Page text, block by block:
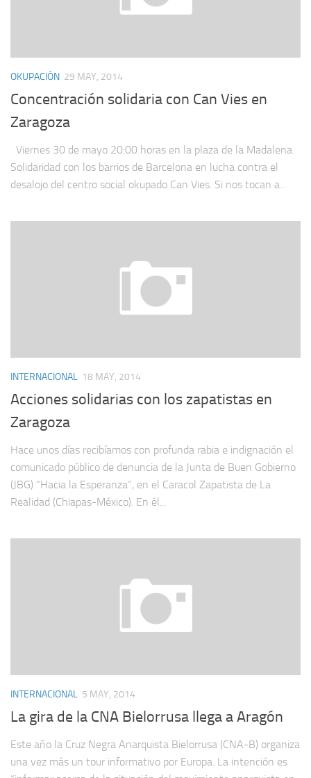
OKUPACIÓN 29 MAY, 2014
Concentración solidaria con Can Vies en
Zaragoza
Viernes 30 de mayo 20:00 horas en la plaza de la Madalena.
Solidaridad con los barrios de Barcelona en lucha contra el
desalojo del centro social okupado Can Vies. Si nos tocan a...
INTERNACIONAL 18 MAY, 2014
Acciones solidarias con los zapatistas en
Zaragoza
Hace unos días recibíamos con profunda rabia e indignación el
comunicado público de denuncia de la Junta de Buen Gobierno
(JBG) “Hacia la Esperanza”, en el Caracol Zapatista de La
Realidad (Chiapas-México). En él...
INTERNACIONAL 5 MAY, 2014
La gira de la CNA Bielorrusa llega a Aragón
Este año la Cruz Negra Anarquista Bielorrusa (CNA-B) organiza
una vez más un tour informativo por Europa. La intención es